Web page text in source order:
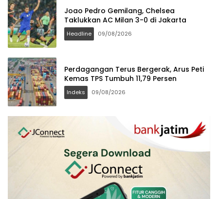
Joao Pedro Gemilang, Chelsea
Taklukkan AC Milan 3-0 di Jakarta
Headline 09/08/2026
Perdagangan Terus Bergerak, Arus Peti
Kemas TPS Tumbuh 11,79 Persen
Indeks 09/08/2026